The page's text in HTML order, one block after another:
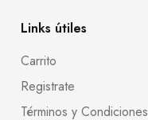
Links útiles
Carrito
Registrate
Términos y Condiciones